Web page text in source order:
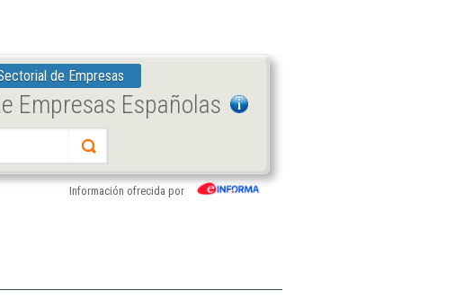
de Empresas
Empresas Españolas
Información ofrecida por